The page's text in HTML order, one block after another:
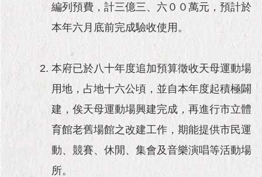
編列預費，計三億三、六００萬元，預計於
本年六月底前完成驗收使用。
本府已於八十年度追加預算徵收天母運動場
用地，占地十六公頃，並自本年度起積極闢
建，俟天母運動場興建完成，再進行市立體
育館老舊場館之改建工作，期能提供市民運
動、競賽、休閒、集會及音樂演唱等活動場
所。